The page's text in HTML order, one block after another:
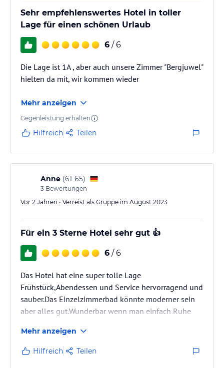
Sehr empfehlenswertes Hotel in toller
Lage für einen schönen Urlaub
6 / 6
Die Lage ist 1A , aber auch unsere Zimmer "Bergjuwel"
hielten da mit, wir kommen wieder
Mehr anzeigen
Gegenleistung erhalten
Hilfreich Teilen
Anne (61-65)
3 Bewertungen
Vor 2 Jahren • Verreist als Gruppe im August 2023
Für ein 3 Sterne Hotel sehr gut 👍
6 / 6
Das Hotel hat eine super tolle Lage
Frühstück,Abendessen und Service hervorragend und
sauber.Das Einzelzimmerbad könnte moderner sein
aber alles gut.Wunderbar wenn man einfach Ruhe
Wandergebiet rundum sehr gut
Mehr anzeigen
Hilfreich Teilen